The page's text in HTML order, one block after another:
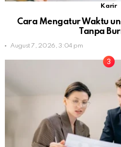
Karir
Cara Mengatur Waktu
Tanpa
August 7, 2026, 3:04 pm